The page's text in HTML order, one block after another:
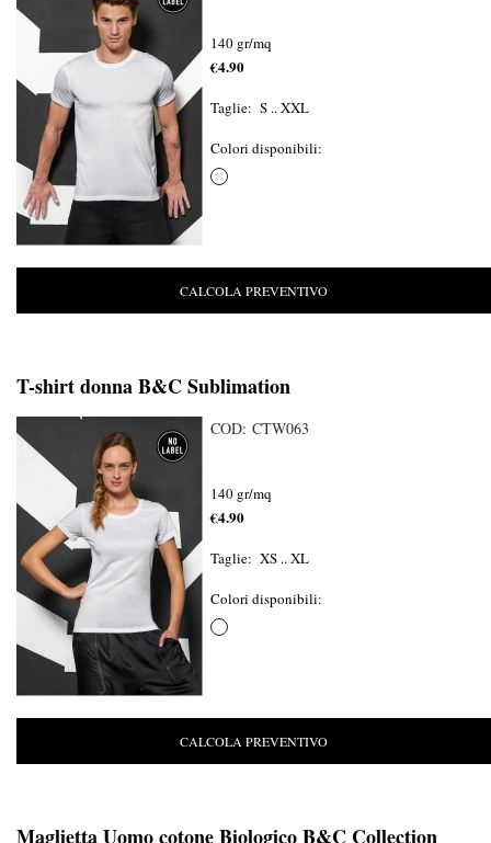
140 gr/mq
€4.90
Taglie: S .. XXL
Colori disponibili:
CALCOLA PREVENTIVO
T-shirt donna B&C Sublimation
COD: CTW063
140 gr/mq
€4.90
Taglie: XS .. XL
Colori disponibili:
CALCOLA PREVENTIVO
Maglietta Uomo cotone Biologico B&C Collection